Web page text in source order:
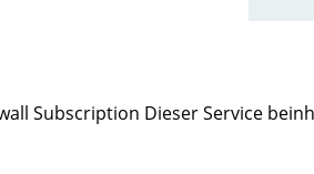
Subscription Dieser Service